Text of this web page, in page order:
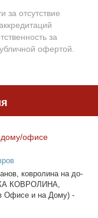
за отсутствие
за
офертой.
до­му/офи­се
ков­ро­ли­на на до­
КОВРОЛИНА,
и на До­му) -